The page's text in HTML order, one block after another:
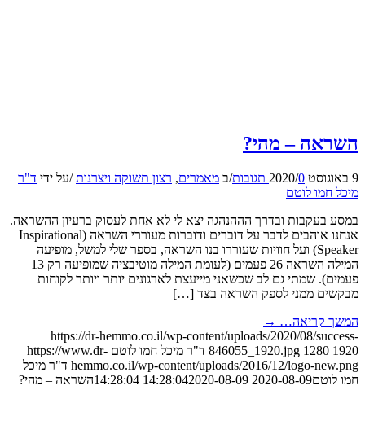
השראה – מהי?
9 באוגוסט 2020 /0 תגובות /ב מאמרים, רצון תשוקה ויצרנות /על ידי ד"ר
מיכל חמו לוטם
במסע בעקבות ובדרך הההנהגה יצא לי לא אחת לעסוק ברעיון ההשראה.
אנחנו אוהבים לדבר על דוברים ודוברות מעוררי השראה (Inspirational
Speaker) ועל חוויות שעוררו בנו השראה, בספר שלי למשל, מופיעה
המילה השראה 26 פעמים (לעומת המילה מוטיבציה שמופיעה רק 13
פעמים). שמתי גם לב שכשאני מייעצת לארגונים יותר ויותר לקוחות
מבקשים ממני לספק השראה בצד […]
המשך קריאה… →
https://dr-hemmo.co.il/wp-content/uploads/2020/08/success-
846055_1920.jpg 1280 1920 ד"ר מיכל חמו לוטם https://www.dr-
hemmo.co.il/wp-content/uploads/2016/12/logo-new.png ד"ר מיכל
חמו לוטם2020-08-09 14:28:04
2020-08-09 14:28:04 השראה – מהי?